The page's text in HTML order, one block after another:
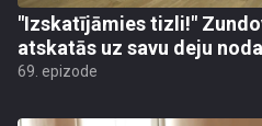
"Izskatījāmies tizli!"
atskatās uz savu deju
69. epizode